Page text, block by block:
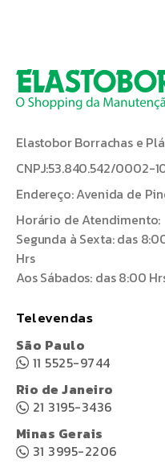
Elastobor Borrachas e
CNPJ:53.840.542/0002-
Endereço: Avenida de
Horário de Atendimento:
Segunda à Sexta: das
Hrs
Aos Sábados: das 8:00
Televendas
São Paulo
11 5525-9744
Rio de Janeiro
21 3195-3436
Minas Gerais
31 3995-2206